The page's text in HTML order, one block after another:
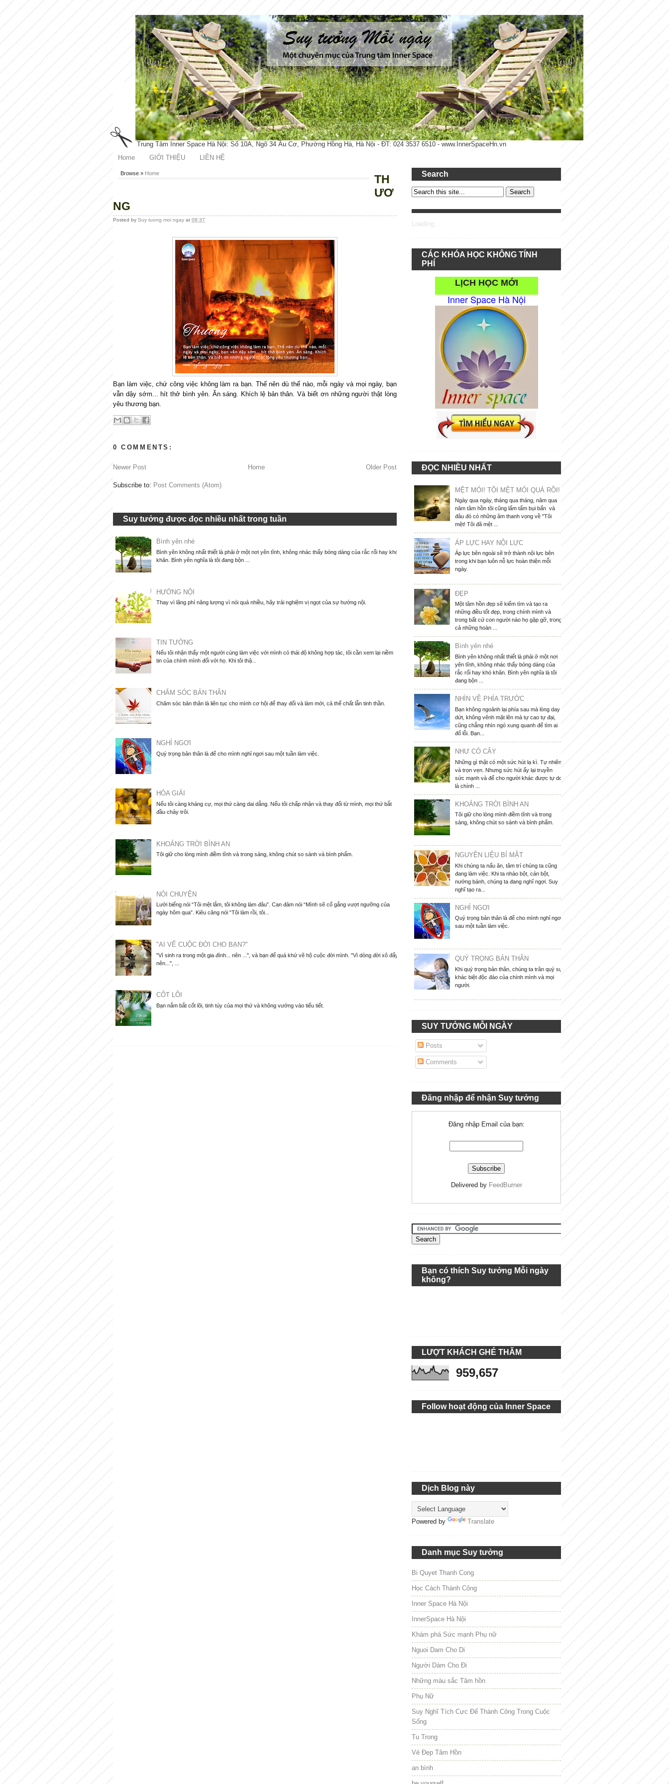
Trung Tâm Inner Space Hà Nội: Số 10A, Ngõ 34 Âu Cơ, Phường Hồng Hà, Hà Nội - ĐT: 024 3537 6510 - www.InnerSpaceHn.vn
Home
GIỚI THIỆU LIÊN HỆ
Browse » Home
TH
ƯƠ
NG
Posted by Suy tuong moi ngay at 08:37
Bạn làm việc, chứ công việc không làm ra bạn. Thế nên dù thế nào, mỗi ngày và mọi ngày, bạn
vẫn dậy sớm... hít thở bình yên. Ăn sáng. Khích lệ bản thân. Và biết ơn những người thật lòng
yêu thương bạn.
0 COMMENTS:
Newer Post Older Post
Home
Subscribe to: Post Comments (Atom)
Suy tưởng được đọc nhiều nhất trong tuần
Bình yên nhé
Bình yên không nhất thiết là phải ở một nơi yên tĩnh, không nhác thấy bóng dáng của rắc rối hay khó
khăn. Bình yên nghĩa là tôi đang bộn ...
HƯỚNG NỘI
Thay vì lãng phí năng lượng vì nói quá nhiều, hãy trải nghiệm vị ngọt của sự hướng nội.
TIN TƯỞNG
Nếu tôi nhận thấy một người cùng làm việc với mình có thái độ không hợp tác, tôi cần xem lại niềm
tin của chính mình đối với họ. Khi tôi thậ...
CHĂM SÓC BẢN THÂN
Chăm sóc bản thân là liên tục cho mình cơ hội để thay đổi và làm mới, cả thể chất lẫn tinh thần.
NGHỈ NGƠI
Quý trọng bản thân là để cho mình nghỉ ngơi sau một tuần làm việc.
HÓA GIẢI
Nếu tôi càng kháng cự, mọi thứ càng dai dẳng. Nếu tôi chấp nhận và thay đổi từ mình, mọi thứ bắt
đầu chảy trôi.
KHOẢNG TRỜI BÌNH AN
Tôi giữ cho lòng mình điềm tĩnh và trong sáng, không chút so sánh và bình phẩm.
NÓI CHUYỆN
Lười biếng nói “Tôi mệt lắm, tôi không làm đâu”. Can đảm nói “Mình sẽ cố gắng vượt ngưỡng của
ngày hôm qua”. Kiêu căng nói “Tôi làm rồi, tôi...
"AI VẼ CUỘC ĐỜI CHO BẠN?"
"Vì sinh ra trong một gia đình... nên ...", và bạn để quá khứ vẽ hộ cuộc đời mình. "Vì dòng đời xô đẩy
nên...", ...
CỐT LÕI
Bạn nắm bắt cốt lõi, tinh túy của mọi thứ và không vướng vào tiểu tiết.
Search
Loading...
CÁC KHÓA HỌC KHÔNG TÍNH
PHÍ
LỊCH HỌC MỚI
Inner Space Hà Nội
ĐỌC NHIỀU NHẤT
MỆT MỎI! TÔI MỆT MỎI QUÁ RỒI!
Ngày qua ngày, tháng qua tháng, năm qua
năm tâm hồn tôi cũng lấm tấm bụi bẩn và
đâu đó có những âm thanh vọng về "Tôi
mệt! Tôi đã mệt ...
ÁP LỰC HAY NỘI LỰC
Áp lực bên ngoài sẽ trở thành nội lực bên
trong khi bạn luôn nỗ lực hoàn thiện mỗi
ngày.
ĐẸP
Một tâm hồn đẹp sẽ kiếm tìm và tạo ra
những điều tốt đẹp, trong chính mình và
trong bất cứ con người nào họ gặp gỡ, trong
cả những hoàn ...
Bình yên nhé
Bình yên không nhất thiết là phải ở một nơi
yên tĩnh, không nhác thấy bóng dáng của
rắc rối hay khó khăn. Bình yên nghĩa là tôi
đang bộn ...
NHÌN VỀ PHÍA TRƯỚC
Bạn không ngoảnh lại phía sau mà lòng day
dứt, không vênh mặt lên mà tự cao tự đại,
cũng chẳng nhìn ngó xung quanh để tìm ai
đổ lỗi. Bạn...
NHƯ CỎ CÂY
Những gì thật có một sức hút lạ kì. Tự nhiên
và trọn vẹn. Nhưng sức hút ấy lại truyền
sức mạnh và để cho người khác được tự do
là chính ...
KHOẢNG TRỜI BÌNH AN
Tôi giữ cho lòng mình điềm tĩnh và trong
sáng, không chút so sánh và bình phẩm.
NGUYÊN LIỆU BÍ MẬT
Khi chúng ta nấu ăn, tâm trí chúng ta cũng
đang làm việc. Khi ta nhào bột, cán bột,
nướng bánh, chúng ta đang nghĩ ngợi. Suy
nghĩ tạo ra...
NGHỈ NGƠI
Quý trọng bản thân là để cho mình nghỉ ngơi
sau một tuần làm việc.
QUÝ TRỌNG BẢN THÂN
Khi quý trọng bản thân, chúng ta trân quý sự
khác biệt độc đáo của chính mình và mọi
người.
SUY TƯỞNG MỖI NGÀY
Posts
Comments
Đăng nhập để nhận Suy tưởng
Đăng nhập Email của bạn:
Delivered by FeedBurner
Bạn có thích Suy tưởng Mỗi ngày
không?
LƯỢT KHÁCH GHÉ THĂM
959,657
Follow hoạt động của Inner Space
Dịch Blog này
Powered by Translate
Danh mục Suy tưởng
Bi Quyet Thanh Cong
Học Cách Thành Công
Inner Space Hà Nội
InnerSpace Hà Nội
Khám phá Sức mạnh Phụ nữ
Nguoi Dam Cho Di
Người Dám Cho Đi
Những màu sắc Tâm hồn
Phụ Nữ
Suy Nghĩ Tích Cực Để Thành Công Trong Cuộc
Sống
Tu Trong
Vẻ Đẹp Tâm Hồn
an bình